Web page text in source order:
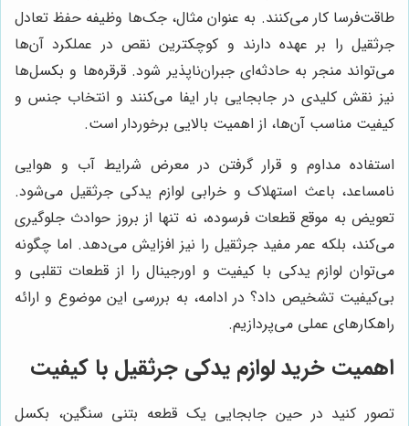
طاقت‌فرسا کار می‌کنند. به عنوان مثال، جک‌ها وظیفه حفظ تعادل
جرثقیل را بر عهده دارند و کوچکترین نقص در عملکرد آن‌ها
می‌تواند منجر به حادثه‌ای جبران‌ناپذیر شود. قرقره‌ها و بکسل‌ها
نیز نقش کلیدی در جابجایی بار ایفا می‌کنند و انتخاب جنس و
کیفیت مناسب آن‌ها، از اهمیت بالایی برخوردار است.
استفاده مداوم و قرار گرفتن در معرض شرایط آب و هوایی
نامساعد، باعث استهلاک و خرابی لوازم یدکی جرثقیل می‌شود.
تعویض به موقع قطعات فرسوده، نه تنها از بروز حوادث جلوگیری
می‌کند، بلکه عمر مفید جرثقیل را نیز افزایش می‌دهد. اما چگونه
می‌توان لوازم یدکی با کیفیت و اورجینال را از قطعات تقلبی و
بی‌کیفیت تشخیص داد؟ در ادامه، به بررسی این موضوع و ارائه
راهکارهای عملی می‌پردازیم.
اهمیت خرید لوازم یدکی جرثقیل با کیفیت
تصور کنید در حین جابجایی یک قطعه بتنی سنگین، بکسل